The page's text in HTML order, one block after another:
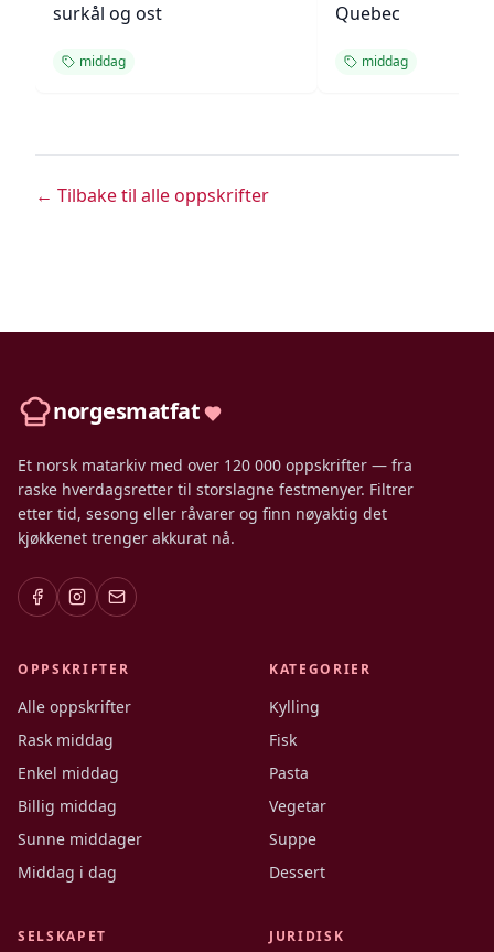
surkål og ost
middag
Quebec
middag
← Tilbake til alle oppskrifter
norgesmatfat
Et norsk matarkiv med over 120 000 oppskrifter — fra
raske hverdagsretter til storslagne festmenyer. Filtrer
etter tid, sesong eller råvarer og finn nøyaktig det
kjøkkenet trenger akkurat nå.
OPPSKRIFTER
Alle oppskrifter
Rask middag
Enkel middag
Billig middag
Sunne middager
Middag i dag
KATEGORIER
Kylling
Fisk
Pasta
Vegetar
Suppe
Dessert
SELSKAPET JURIDISK